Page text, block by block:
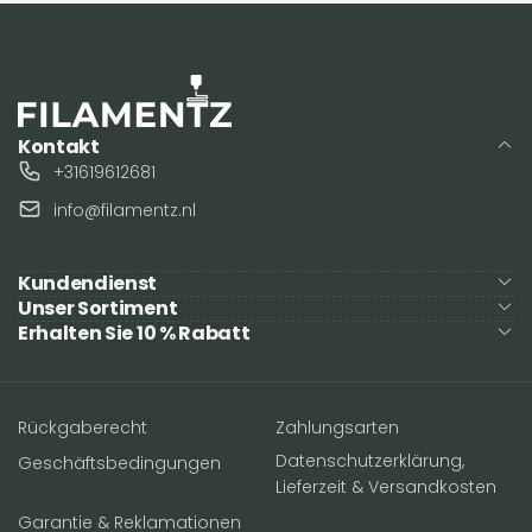
Kontakt
+31619612681
info@filamentz.nl
Kundendienst
Unser Sortiment
Erhalten Sie 10 % Rabatt
Rückgaberecht
Zahlungsarten
Geschäftsbedingungen
Datenschutzerklärung,
Lieferzeit & Versandkosten
Garantie & Reklamationen